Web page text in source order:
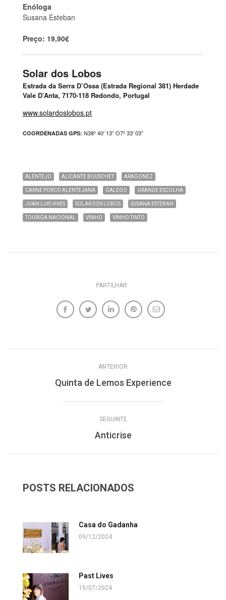
Enóloga
Susana Esteban
Preço: 19,90€
Solar dos Lobos
Estrada da Serra D’Ossa (Estrada Regional 381) Herdade
Vale D’Anta, 7170-118 Redondo, Portugal
www.solardoslobos.pt
COORDENADAS GPS: N38º 40′ 13” O7º 33′ 03”
ALENTEJO ALICANTE BOUSCHET ARAGONEZ
CARNE PORCO ALENTEJANA GALEGO GRANDE ESCOLHA
JUAN LUIS VIVES SOLAR DOS LOBOS SUSANA ESTEBAN
TOURIGA NACIONAL VINHO VINHO TINTO
PARTILHAR:
ANTERIOR
Quinta de Lemos Experience
SEGUINTE
Anticrise
POSTS RELACIONADOS
Casa do Gadanha
09/12/2024
Past Lives
15/07/2024